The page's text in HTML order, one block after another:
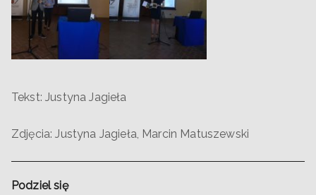
Tekst: Justyna Jagieła
Zdjęcia: Justyna Jagieła, Marcin Matuszewski
Podziel się